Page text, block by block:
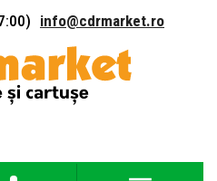
info@cdrmarket.ro